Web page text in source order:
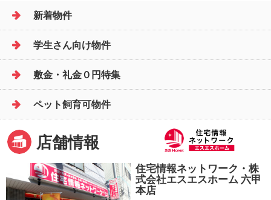
新着物件
学生さん向け物件
敷金・礼金０円特集
ペット飼育可物件
店舗情報
住宅情報ネットワーク・株
式会社エスエスホーム 六甲
本店